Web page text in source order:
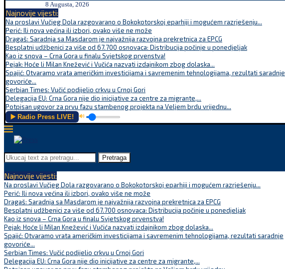
8 Augusta, 2026
Najnovije vijesti:
Na proslavi Vučjeg Dola razgovarano o Bokokotorskoj eparhiji i mogućem razrješenju...
Perić: Ili nova većina ili izbori, ovako više ne može
Dragaš: Saradnja sa Masdarom je najvažnija razvojna prekretnica za EPCG
Besplatni udžbenici za više od 67.700 osnovaca: Distribucija počinje u ponedjeljak
Kao iz snova – Crna Gora u finalu Svjetskog prvenstva!
Pejak: Hoće li Milan Knežević i Vučića nazvati izdajnikom zbog dolaska...
Spajić: Otvaramo vrata američkim investicijama i savremenim tehnologijama, rezultati saradnje
govoriće...
Serbian Times: Vučić podijelio crkvu u Crnoj Gori
Delegacija EU: Crna Gora nije dio inicijative za centre za migrante,...
Potpisan ugovor za prvu fazu stambenog projekta na Veljem brdu vrijednu...
▶️ Radio Press LIVE! 🔊
Pretraga
Najnovije vijesti:
Na proslavi Vučjeg Dola razgovarano o Bokokotorskoj eparhiji i mogućem razrješenju...
Perić: Ili nova većina ili izbori, ovako više ne može
Dragaš: Saradnja sa Masdarom je najvažnija razvojna prekretnica za EPCG
Besplatni udžbenici za više od 67.700 osnovaca: Distribucija počinje u ponedjeljak
Kao iz snova – Crna Gora u finalu Svjetskog prvenstva!
Pejak: Hoće li Milan Knežević i Vučića nazvati izdajnikom zbog dolaska...
Spajić: Otvaramo vrata američkim investicijama i savremenim tehnologijama, rezultati saradnje
govoriće...
Serbian Times: Vučić podijelio crkvu u Crnoj Gori
Delegacija EU: Crna Gora nije dio inicijative za centre za migrante,...